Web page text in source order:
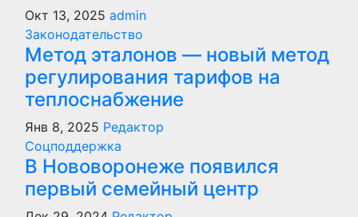
Окт 13, 2025 admin
Законодательство
Метод эталонов — новый метод
регулирования тарифов на
теплоснабжение
Янв 8, 2025 Редактор
Соцподдержка
В Нововоронеже появился
первый семейный центр